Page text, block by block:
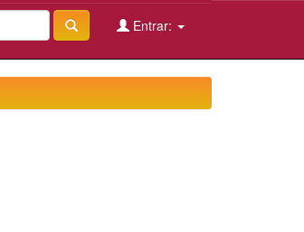
Entrar: